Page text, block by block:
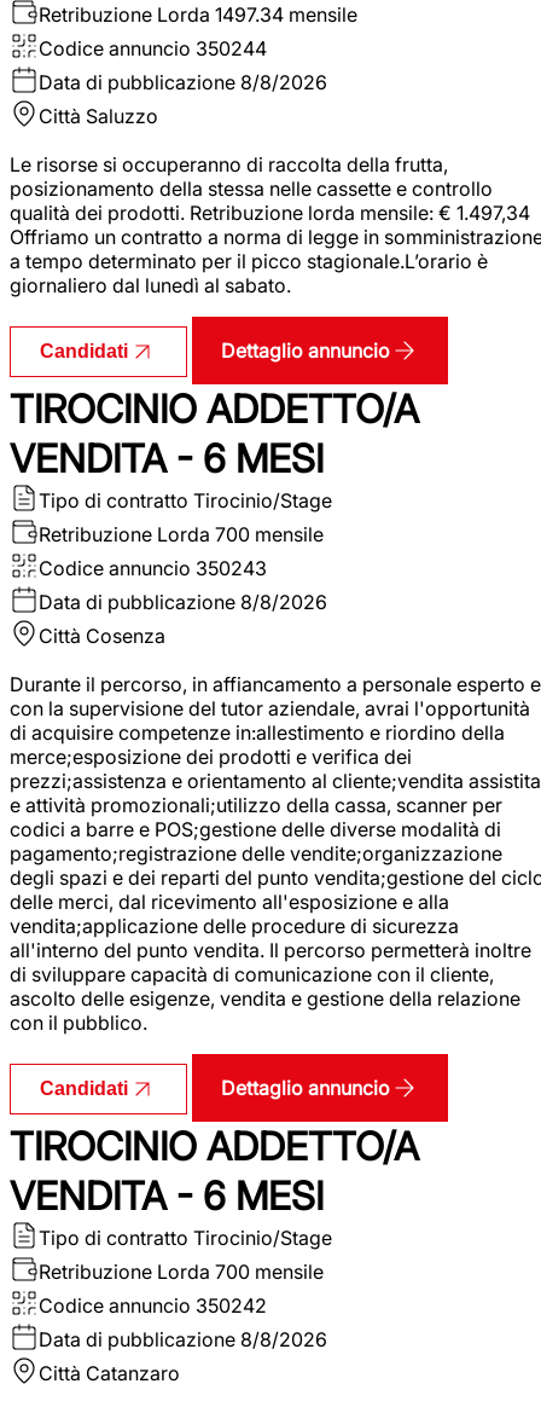
Retribuzione Lorda 1497.34 mensile
Codice annuncio 350244
Data di pubblicazione 8/8/2026
Città Saluzzo
Le risorse si occuperanno di raccolta della frutta,
posizionamento della stessa nelle cassette e controllo
qualità dei prodotti. Retribuzione lorda mensile: € 1.497,34
Offriamo un contratto a norma di legge in
a tempo determinato per il picco stagionale.L’orario è
giornaliero dal lunedì al sabato.
Candidati Dettaglio annuncio
TIROCINIO ADDETTO/A
VENDITA - 6 MESI
Tipo di contratto Tirocinio/Stage
Retribuzione Lorda 700 mensile
Codice annuncio 350243
Data di pubblicazione 8/8/2026
Città Cosenza
Durante il percorso, in affiancamento a personale esperto e
con la supervisione del tutor aziendale, avrai l'opportunità
di acquisire competenze in:allestimento e riordino della
merce;esposizione dei prodotti e verifica dei
prezzi;assistenza e orientamento al cliente;vendita assistita
e attività promozionali;utilizzo della cassa, scanner per
codici a barre e POS;gestione delle diverse modalità di
pagamento;registrazione delle vendite;organizzazione
degli spazi e dei reparti del punto vendita;gestione del
delle merci, dal ricevimento all'esposizione e alla
vendita;applicazione delle procedure di sicurezza
all'interno del punto vendita. Il percorso permetterà inoltre
di sviluppare capacità di comunicazione con il cliente,
ascolto delle esigenze, vendita e gestione della relazione
con il pubblico.
Candidati Dettaglio annuncio
TIROCINIO ADDETTO/A
VENDITA - 6 MESI
Tipo di contratto Tirocinio/Stage
Retribuzione Lorda 700 mensile
Codice annuncio 350242
Data di pubblicazione 8/8/2026
Città Catanzaro